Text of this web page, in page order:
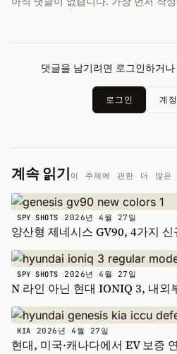
댓글을 남기려면 로그인하거
로그인 계
계속 읽기 이 주제에 관한 더 많은
SPY SHOTS 2026년 4월 27일
양산형 제네시스 GV90, 4가지
SPY SHOTS 2026년 4월 27일
N 라인 아닌 현대 IONIQ 3, 내외
KIA 2026년 4월 27일
현대, 미국·캐나다에서 EV 보증